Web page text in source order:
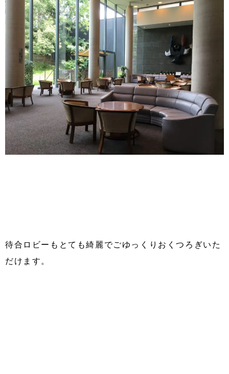
待合ロビーもとても綺麗でごゆっくりおくつろぎいた
だけます。